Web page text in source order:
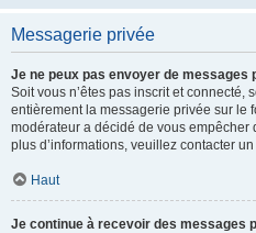
Messagerie privée
Je ne peux pas envoyer de messages
Soit vous n’êtes pas inscrit et connecté,
entièrement la messagerie privée sur le
modérateur a décidé de vous empêcher
plus d’informations, veuillez contacter
Haut
Je continue à recevoir des messages